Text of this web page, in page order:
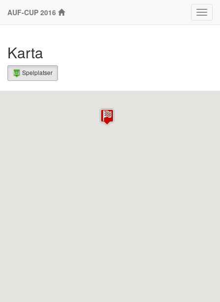
AUF-CUP 2016
Karta
Spelplatser